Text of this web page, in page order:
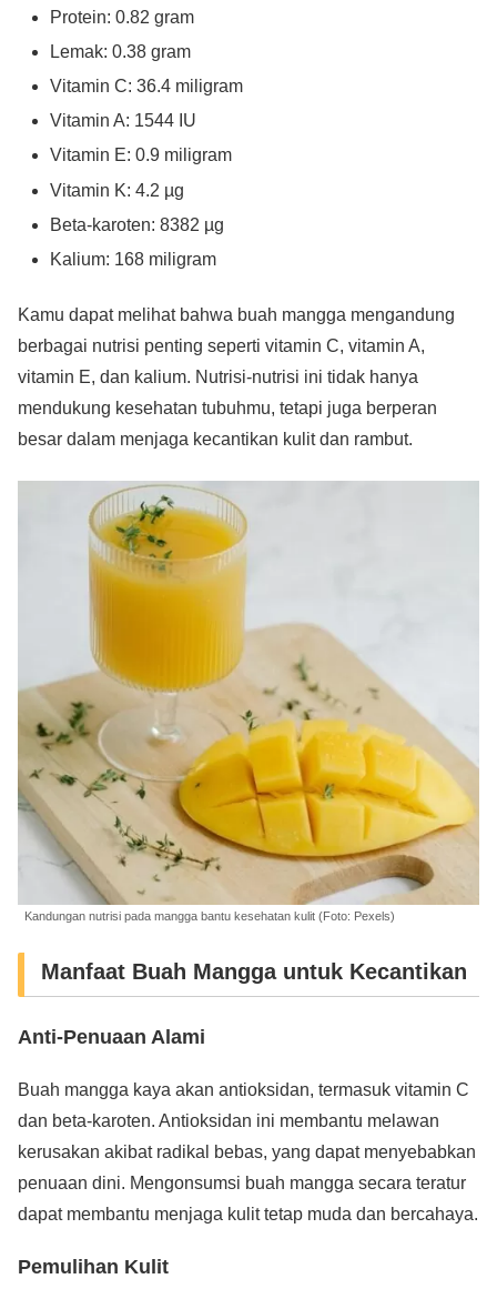
Protein: 0.82 gram
Lemak: 0.38 gram
Vitamin C: 36.4 miligram
Vitamin A: 1544 IU
Vitamin E: 0.9 miligram
Vitamin K: 4.2 µg
Beta-karoten: 8382 µg
Kalium: 168 miligram
Kamu dapat melihat bahwa buah mangga mengandung
berbagai nutrisi penting seperti vitamin C, vitamin A,
vitamin E, dan kalium. Nutrisi-nutrisi ini tidak hanya
mendukung kesehatan tubuhmu, tetapi juga berperan
besar dalam menjaga kecantikan kulit dan rambut.
Kandungan nutrisi pada mangga bantu kesehatan kulit (Foto: Pexels)
Manfaat Buah Mangga untuk Kecantikan
Anti-Penuaan Alami
Buah mangga kaya akan antioksidan, termasuk vitamin C
dan beta-karoten. Antioksidan ini membantu melawan
kerusakan akibat radikal bebas, yang dapat menyebabkan
penuaan dini. Mengonsumsi buah mangga secara teratur
dapat membantu menjaga kulit tetap muda dan bercahaya.
Pemulihan Kulit